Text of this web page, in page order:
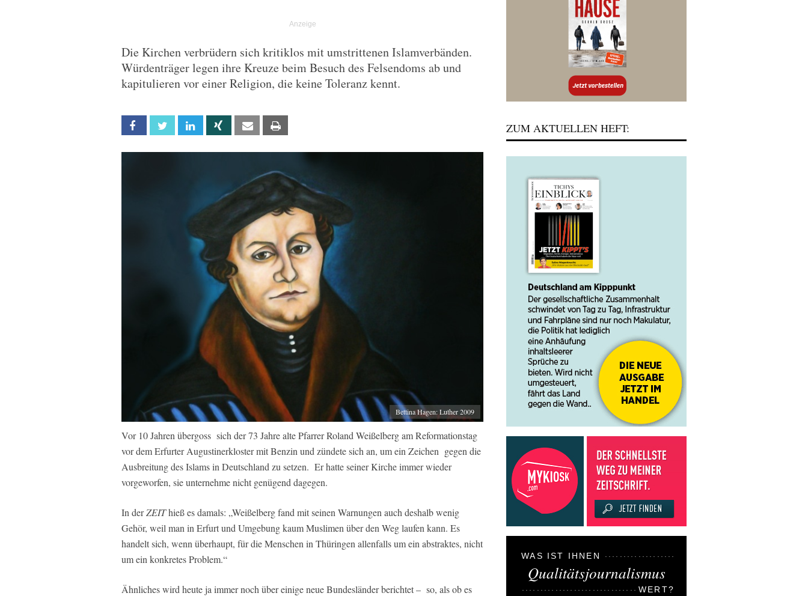
Die Kirchen verbrüdern sich kritiklos mit umstrittenen Islamverbänden.
Würdenträger legen ihre Kreuze beim Besuch des Felsendoms ab und
kapitulieren vor einer Religion, die keine Toleranz kennt.
Facebook Twitter Linkedin Xing Email
Bettina Hagen: Luther 2009
Vor 10 Jahren übergoss sich der 73 Jahre alte Pfarrer Roland Weißelberg am Reformationstag
vor dem Erfurter Augustinerkloster mit Benzin und zündete sich an, um ein Zeichen gegen die
Ausbreitung des Islams in Deutschland zu setzen. Er hatte seiner Kirche immer wieder
vorgeworfen, sie unternehme nicht genügend dagegen.
In derZEIThieß es damals: „Weißelberg fand mit seinen Warnungen auch deshalb wenig
Gehör, weil man in Erfurt und Umgebung kaum Muslimen über den Weg laufen kann. Es
handelt sich, wenn überhaupt, für die Menschen in Thüringen allenfalls um ein abstraktes, nicht
um ein konkretes Problem.“
Ähnliches wird heute ja immer noch über einige neue Bundesländer berichtet – so, als ob es
ZUM AKTUELLEN HEFT:
WAS IST IHNEN
Qualitätsjournalismus
WERT?